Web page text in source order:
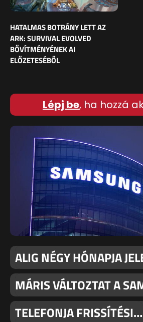
HATALMAS BOTRÁNY LETT AZ
ARK: SURVIVAL EVOLVED
BŐVÍTMÉNYÉNEK AI
ELŐZETESÉBŐL
Lépj be, ha hozzá
ALIG NÉGY HÓNAPJA
MÁRIS VÁLTOZTAT A
TELEFONJA FRISSÍTÉSI…